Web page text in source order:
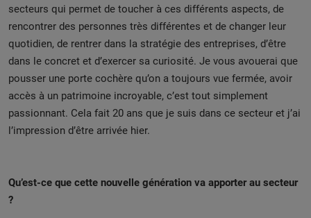
secteurs qui permet de toucher à ces différents aspects, de
rencontrer des personnes très différentes et de changer leur
quotidien, de rentrer dans la stratégie des entreprises, d’être
dans le concret et d’exercer sa curiosité. Je vous avouerai que
pousser une porte cochère qu’on a toujours vue fermée, avoir
accès à un patrimoine incroyable, c’est tout simplement
passionnant. Cela fait 20 ans que je suis dans ce secteur et j’ai
l’impression d’être arrivée hier.
Qu’est-ce que cette nouvelle génération va apporter au secteur
?